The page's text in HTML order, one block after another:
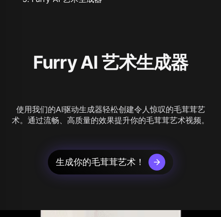
Furry AI 艺术生成器
使用我们的AI驱动生成器轻松创建令人惊叹的毛茸茸艺
术。通过流畅、高质量的效果提升你的毛茸茸艺术视频。
生成你的毛茸茸艺术！